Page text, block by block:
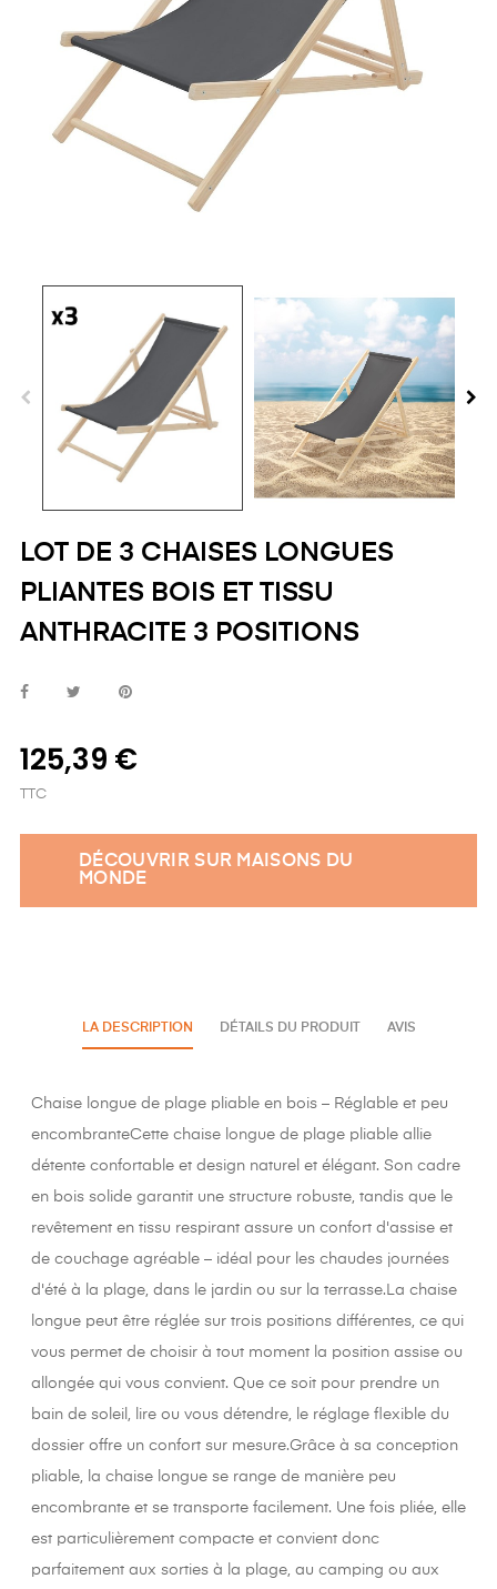
LOT DE 3 CHAISES LONGUES
PLIANTES BOIS ET TISSU
ANTHRACITE 3 POSITIONS
125,39 €
TTC
DÉCOUVRIR SUR MAISONS DU
MONDE
LA DESCRIPTION DÉTAILS DU PRODUIT AVIS
Chaise longue de plage pliable en bois – Réglable et peu
encombranteCette chaise longue de plage pliable allie
détente confortable et design naturel et élégant. Son cadre
en bois solide garantit une structure robuste, tandis que le
revêtement en tissu respirant assure un confort d'assise et
de couchage agréable – idéal pour les chaudes journées
d'été à la plage, dans le jardin ou sur la terrasse.La chaise
longue peut être réglée sur trois positions différentes, ce qui
vous permet de choisir à tout moment la position assise ou
allongée qui vous convient. Que ce soit pour prendre un
bain de soleil, lire ou vous détendre, le réglage flexible du
dossier offre un confort sur mesure.Grâce à sa conception
pliable, la chaise longue se range de manière peu
encombrante et se transporte facilement. Une fois pliée, elle
est particulièrement compacte et convient donc
parfaitement aux sorties à la plage, au camping ou aux